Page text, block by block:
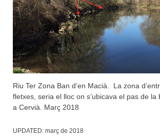
Riu Ter Zona Ban d’en Macià. La zona
fletxes, seria el lloc on s’ubicava el pas de la
a Cervià. Març 2018
UPDATED: març de 2018